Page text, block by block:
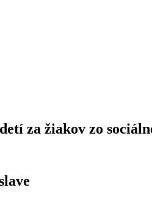
za žiakov zo